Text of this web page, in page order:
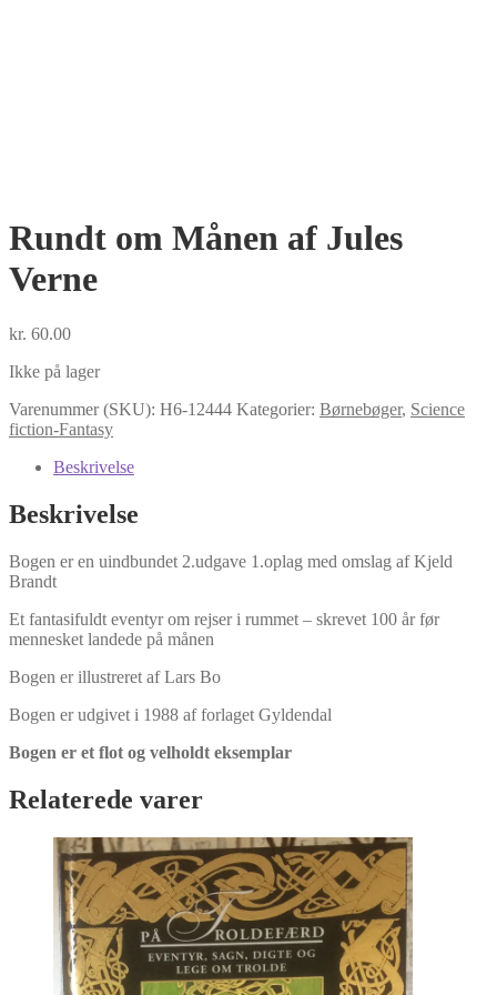
Rundt om Månen af Jules
Verne
kr. 60.00
Ikke på lager
Varenummer (SKU): H6-12444 Kategorier: Børnebøger, Science
fiction-Fantasy
Beskrivelse
Beskrivelse
Bogen er en uindbundet 2.udgave 1.oplag med omslag af Kjeld
Brandt
Et fantasifuldt eventyr om rejser i rummet – skrevet 100 år før
mennesket landede på månen
Bogen er illustreret af Lars Bo
Bogen er udgivet i 1988 af forlaget Gyldendal
Bogen er et flot og velholdt eksemplar
Relaterede varer